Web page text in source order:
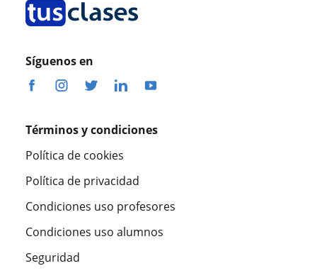
Síguenos en
Términos y condiciones
Política de cookies
Política de privacidad
Condiciones uso profesores
Condiciones uso alumnos
Seguridad